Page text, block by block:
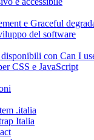
e Graceful
del software
con Can I
CSS e JavaScript
.italia
Italia